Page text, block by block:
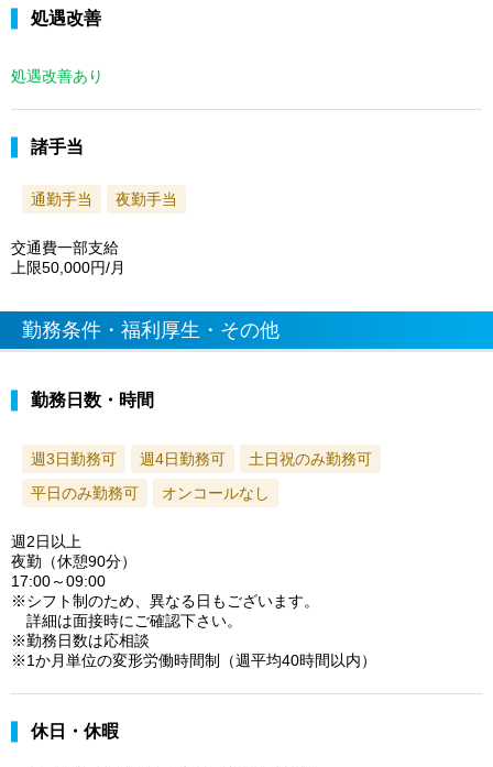
処遇改善
処遇改善あり
諸手当
通勤手当 夜勤手当
交通費一部支給
上限50,000円/月
勤務条件・福利厚生・その他
勤務日数・時間
週3日勤務可 週4日勤務可
土日祝のみ勤務可
平日のみ勤務可
オンコールなし
週2日以上
夜勤（休憩90分）
17:00～09:00
※シフト制のため、異なる日もございます。
詳細は面接時にご確認下さい。
※勤務日数は応相談
※1か月単位の変形労働時間制（週平均40時間以内）
休日・休暇